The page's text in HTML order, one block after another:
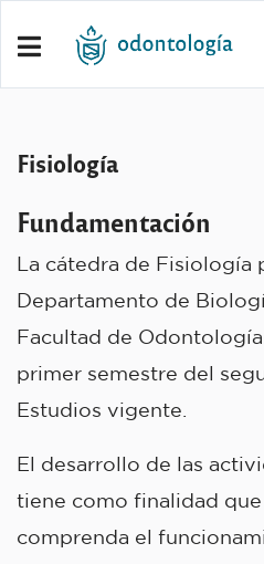
Fisiología
Fundamentación
La cátedra de Fisiología
Departamento de
Facultad de
primer semestre del
Estudios vigente.
El desarrollo de las
tiene como finalidad
comprenda el